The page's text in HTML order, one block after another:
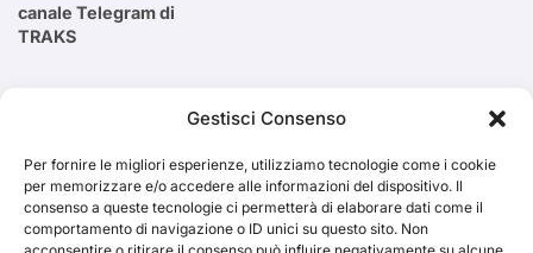
Gestisci Consenso
Per fornire le migliori esperienze, utilizziamo tecnologie come i cookie
per memorizzare e/o accedere alle informazioni del dispositivo. Il
consenso a queste tecnologie ci permetterà di elaborare dati come il
comportamento di navigazione o ID unici su questo sito. Non
canale Telegram di
TRAKS
Cerca